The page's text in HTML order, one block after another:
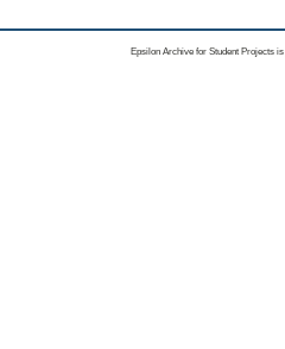
Epsilon Archive for Student Projects is